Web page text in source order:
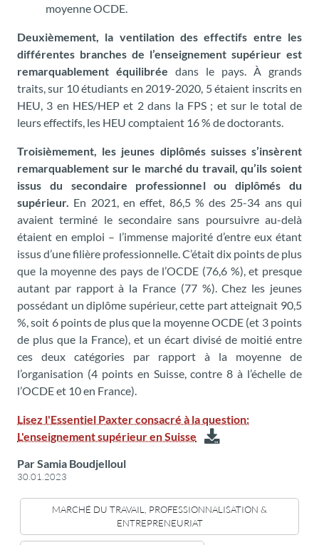
moyenne OCDE.
Deuxièmement, la ventilation des effectifs entre les
différentes branches de l’enseignement supérieur est
remarquablement équilibrée dans le pays. À grands
traits, sur 10 étudiants en 2019-2020, 5 étaient inscrits en
HEU, 3 en HES/HEP et 2 dans la FPS ; et sur le total de
leurs effectifs, les HEU comptaient 16 % de doctorants.
Troisièmement, les jeunes diplômés suisses s’insèrent
remarquablement sur le marché du travail, qu’ils soient
issus du secondaire professionnel ou diplômés du
supérieur. En 2021, en effet, 86,5 % des 25-34 ans qui
avaient terminé le secondaire sans poursuivre au-delà
étaient en emploi – l’immense majorité d’entre eux étant
issus d’une filière professionnelle. C’était dix points de plus
que la moyenne des pays de l’OCDE (76,6 %), et presque
autant par rapport à la France (77 %). Chez les jeunes
possédant un diplôme supérieur, cette part atteignait 90,5
%, soit 6 points de plus que la moyenne OCDE (et 3 points
de plus que la France), et un écart divisé de moitié entre
ces deux catégories par rapport à la moyenne de
l’organisation (4 points en Suisse, contre 8 à l’échelle de
l’OCDE et 10 en France).
Lisez l'Essentiel Paxter consacré à la question:
L'enseignement supérieur en Suisse
Par Samia Boudjelloul
30.01.2023
MARCHÉ DU TRAVAIL, PROFESSIONNALISATION &
ENTREPRENEURIAT